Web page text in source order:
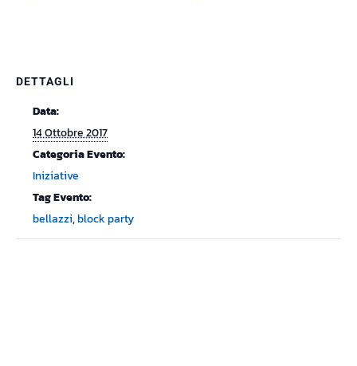
DETTAGLI
Data:
14 Ottobre 2017
Categoria Evento:
Iniziative
Tag Evento:
bellazzi,block party